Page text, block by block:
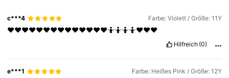
c***4 Farbe: Violett / Größe: 11Y
♥️♥️♥️♥️♥️♥️♥️♥️♥️♥️♥️♥️♥️♥️🤷🤷🤷🤷♥️♥️♥️
Hilfreich (0)
e***1 Farbe: Heißes Pink / Größe: 12Y